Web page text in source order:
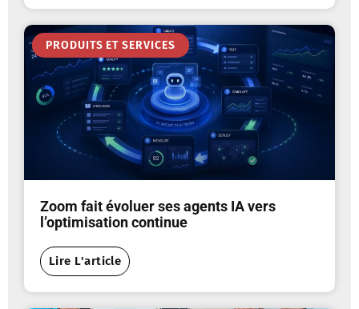
PRODUITS ET SERVICES
Zoom fait évoluer ses agents IA vers
l’optimisation continue
Lire L'article